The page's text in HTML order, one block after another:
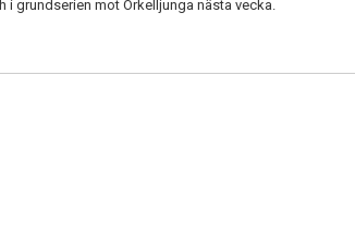
i grundserien mot Örkelljunga nästa vecka.